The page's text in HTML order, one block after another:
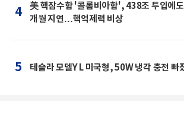
4
美 핵잠수함 '콜롬비아함', 438조 투입에
개월 지연…핵억제력 비상
5 테슬라 모델Y L 미국형, 50W 냉각 충전 빠